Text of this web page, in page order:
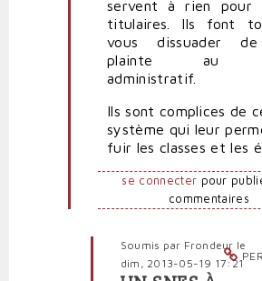
servent à rien pour
titulaires. Ils font
vous dissuader
plainte au
administratif.
Ils sont complices de
système qui leur
fuir les classes et les
se connecter pour
commentaires
Soumis par Frondeur le
dim, 2013-05-19 17:21